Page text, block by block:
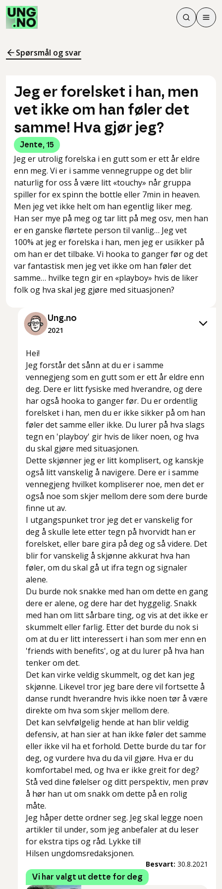
Søk
Søk
Meny
Spørsmål og svar
Jeg er forelsket i han, men
vet ikke om han føler det
samme! Hva gjør jeg?
Jente, 15
Jeg er utrolig forelska i en gutt som er ett år eldre
enn meg. Vi er i samme vennegruppe og det blir
naturlig for oss å være litt «touchy» når gruppa
spiller for ex spinn the bottle eller 7min in heaven.
Men jeg vet ikke helt om han egentlig liker meg.
Han ser mye på meg og tar litt på meg osv, men han
er en ganske flørtete person til vanlig… Jeg vet
100% at jeg er forelska i han, men jeg er usikker på
om han er det tilbake. Vi hooka to ganger før og det
var fantastisk men jeg vet ikke om han føler det
samme… hvilke tegn gir en «playboy» hvis de liker
folk og hva skal jeg gjøre med situasjonen?
Ung.no
2021
Hei!
Jeg forstår det sånn at du er i samme
vennegjeng som en gutt som er ett år eldre enn
deg. Dere er litt fysiske med hverandre, og dere
har også hooka to ganger før. Du er ordentlig
forelsket i han, men du er ikke sikker på om han
føler det samme eller ikke. Du lurer på hva slags
tegn en 'playboy' gir hvis de liker noen, og hva
du skal gjøre med situasjonen.
Dette skjønner jeg er litt komplisert, og kanskje
også litt vanskelig å navigere. Dere er i samme
vennegjeng hvilket kompliserer noe, men det er
også noe som skjer mellom dere som dere burde
finne ut av.
I utgangspunket tror jeg det er vanskelig for
deg å skulle lete etter tegn på hvorvidt han er
forelsket, eller bare gira på deg og så videre. Det
blir for vanskelig å skjønne akkurat hva han
føler, om du skal gå ut ifra tegn og signaler
alene.
Du burde nok snakke med han om dette en gang
dere er alene, og dere har det hyggelig. Snakk
med han om litt sårbare ting, og vis at det ikke er
skummelt eller farlig. Etter det burde du nok si
om at du er litt interessert i han som mer enn en
'friends with benefits', og at du lurer på hva han
tenker om det.
Det kan virke veldig skummelt, og det kan jeg
skjønne. Likevel tror jeg bare dere vil fortsette å
danse rundt hverandre hvis ikke noen tør å være
direkte om hva som skjer mellom dere.
Det kan selvfølgelig hende at han blir veldig
defensiv, at han sier at han ikke føler det samme
eller ikke vil ha et forhold. Dette burde du tar for
deg, og vurdere hva du da vil gjøre. Hva er du
komfortabel med, og hva er ikke greit for deg?
Stå ved dine følelser og ditt perspektiv, men prøv
å hør han ut om snakk om dette på en rolig
måte.
Jeg håper dette ordner seg. Jeg skal legge noen
artikler til under, som jeg anbefaler at du leser
for ekstra tips og råd. Lykke til!
Hilsen ungdomsredaksjonen.
Besvart: 30.8.2021
Vi har valgt ut dette for deg